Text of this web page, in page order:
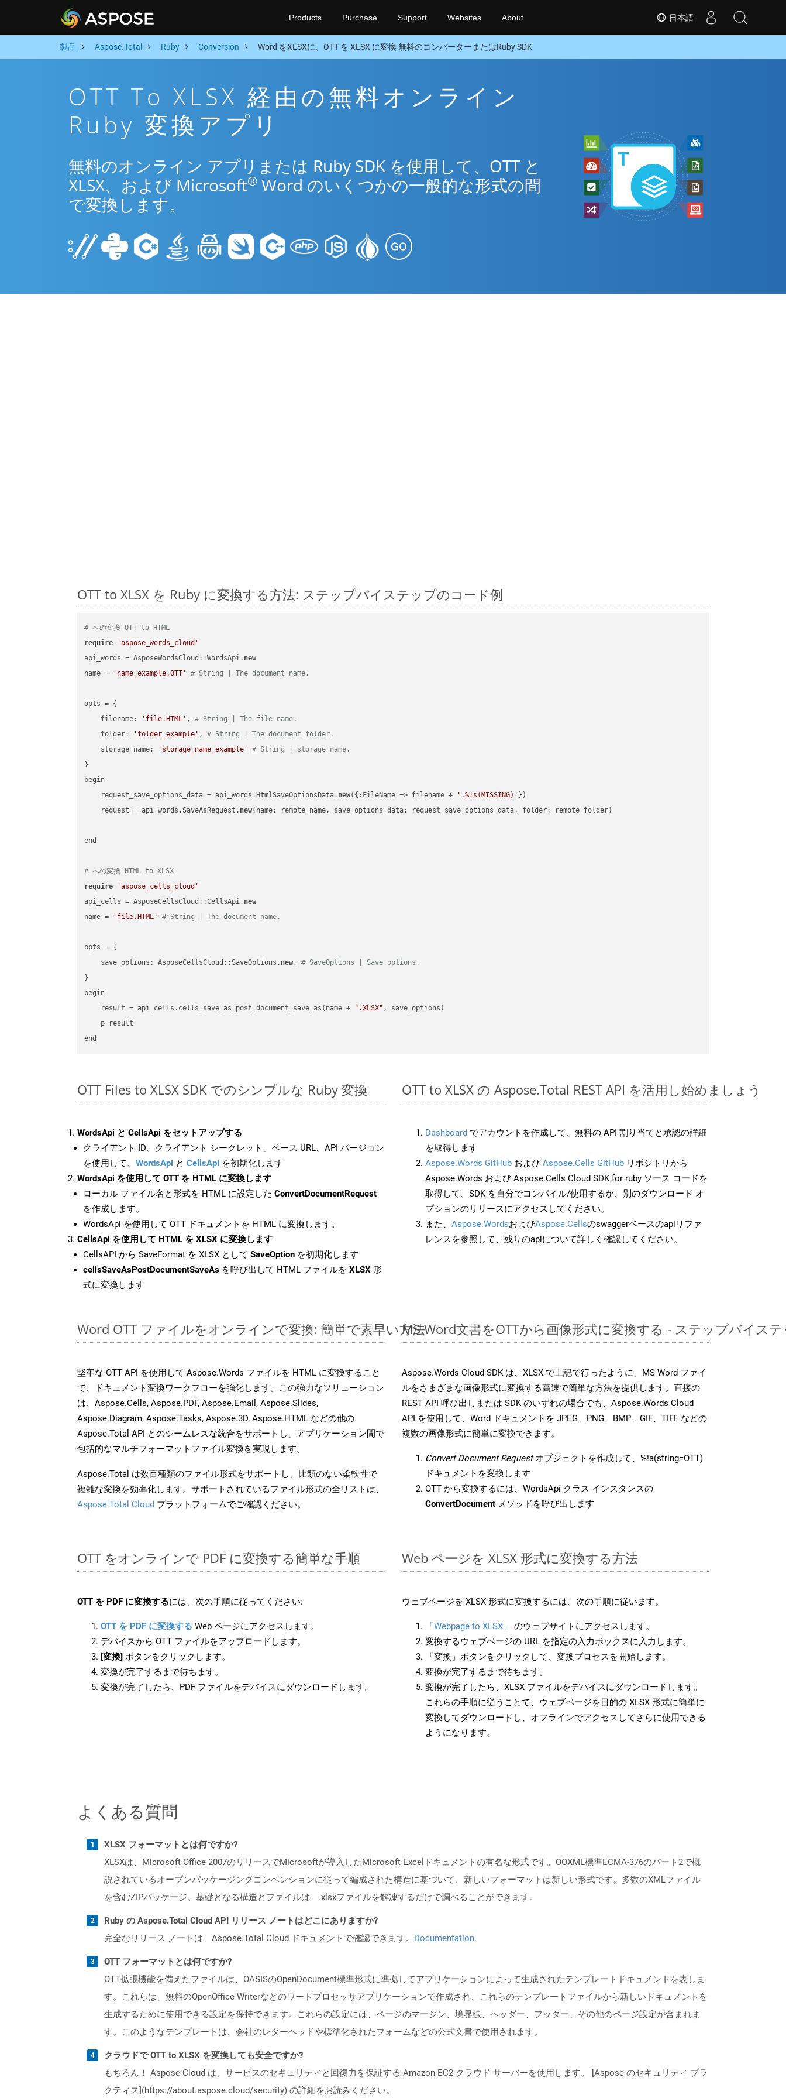
日本語
Products Purchase Support Websites About
製品 Aspose.Total Ruby Conversion Word をXLSXに、OTT を XLSX に変換 無料のコンバーターまたはRuby SDK
OTT To XLSX 経由の無料オンライン
Ruby 変換アプリ
無料のオンライン アプリまたは Ruby SDK を使用して、OTT と
XLSX、および Microsoft® Word のいくつかの一般的な形式の間
で変換します。
OTT to XLSX を Ruby に変換する方法: ステップバイステップのコード例
# への変換 OTT to HTML
require
'aspose_words_cloud'
api_words = AsposeWordsCloud::WordsApi. new
name =
'name_example.OTT' # String | The document name.
opts = {
    filename:
'file.HTML' , # String | The file name.
    folder:
'folder_example' , # String | The document folder.
    storage_name:
'storage_name_example'
# String | storage name.
}
begin
    request_save_options_data = api_words.HtmlSaveOptionsData.
new({:FileName => filename + '.%!s(MISSING)' })
    request = api_words.SaveAsRequest.
new(name: remote_name, save_options_data: request_save_options_data, folder: remote_folder)
end
# への変換 HTML to XLSX
require
'aspose_cells_cloud'
api_cells = AsposeCellsCloud::CellsApi. new
name =
'file.HTML' # String | The document name.
opts = {
    save_options: AsposeCellsCloud::SaveOptions.
new, # SaveOptions | Save options.
}
begin
    result = api_cells.cells_save_as_post_document_save_as(name +
".XLSX" , save_options)
    p result
OTT Files to XLSX SDK でのシンプルな Ruby 変換
WordsApi と CellsApi をセットアップする
クライアント ID、クライアント シークレット、ベース URL、API バージョン
を使用して、 WordsApi と CellsApi を初期化します
WordsApi を使用して OTT を HTML に変換します
ローカル ファイル名と形式を HTML に設定した ConvertDocumentRequest
を作成します。
WordsApi を使用して OTT ドキュメントを HTML に変換します。
CellsApi を使用して HTML を XLSX に変換します
CellsAPI から SaveFormat を XLSX として SaveOption を初期化します
cellsSaveAsPostDocumentSaveAs を呼び出して HTML ファイルを XLSX 形
式に変換します
OTT to XLSX の Aspose.Total REST API を活用し始めましょう
Dashboard でアカウントを作成して、無料の API 割り当てと承認の詳細
を取得します
Aspose.Words GitHub およびAspose.Cells GitHub リポジトリから
Aspose.Words および Aspose.Cells Cloud SDK for ruby ソース コードを
取得して、SDK を自分でコンパイル/使用するか、別のダウンロード オ
プションのリリースにアクセスしてください。
また、 Aspose.WordsおよびAspose.Cellsのswaggerベースのapiリファ
レンスを参照して、残りのapiについて詳しく確認してください。
Word OTT ファイルをオンラインで変換: 簡単で素早い方法
堅牢な OTT API を使用して Aspose.Words ファイルを HTML に変換すること
で、ドキュメント変換ワークフローを強化します。この強力なソリューション
は、Aspose.Cells, Aspose.PDF, Aspose.Email, Aspose.Slides,
Aspose.Diagram, Aspose.Tasks, Aspose.3D, Aspose.HTML などの他の
Aspose.Total API とのシームレスな統合をサポートし、アプリケーション間で
包括的なマルチフォーマットファイル変換を実現します。
Aspose.Total は数百種類のファイル形式をサポートし、比類のない柔軟性で
複雑な変換を効率化します。サポートされているファイル形式の全リストは、
Aspose.Total Cloud プラットフォームでご確認ください。
MS Word文書をOTTから画像形式に変換する - ステップバイス
Aspose.Words Cloud SDK は、XLSX で上記で行ったように、MS Word ファイ
ルをさまざまな画像形式に変換する高速で簡単な方法を提供します。直接の
REST API 呼び出しまたは SDK のいずれの場合でも、Aspose.Words Cloud
API を使用して、Word ドキュメントを JPEG、PNG、BMP、GIF、TIFF などの
複数の画像形式に簡単に変換できます。
Convert Document Requestオブジェクトを作成して、%!a(string=OTT)
ドキュメントを変換します
OTT から変換するには、WordsApi クラス インスタンスの
ConvertDocument メソッドを呼び出します
OTT をオンラインで PDF に変換する簡単な手順
OTT を PDF に変換するには、次の手順に従ってください:
OTT を PDF に変換する Web ページにアクセスします。
デバイスから OTT ファイルをアップロードします。
[変換] ボタンをクリックします。
変換が完了するまで待ちます。
変換が完了したら、PDF ファイルをデバイスにダウンロードします。
Web ページを XLSX 形式に変換する方法
ウェブページを XLSX 形式に変換するには、次の手順に従います。
「Webpage to XLSX」
のウェブサイトにアクセスします。
変換するウェブページの URL を指定の入力ボックスに入力します。
「変換」ボタンをクリックして、変換プロセスを開始します。
変換が完了するまで待ちます。
変換が完了したら、XLSX ファイルをデバイスにダウンロードします。
これらの手順に従うことで、ウェブページを目的の XLSX 形式に簡単に
変換してダウンロードし、オフラインでアクセスしてさらに使用できる
ようになります。
よくある質問
XLSX フォーマットとは何ですか?
XLSXは、Microsoft Office 2007のリリースでMicrosoftが導入したMicrosoft Excelドキュメントの有名な形式です。OOXML標準ECMA-376のパート2で概
説されているオープンパッケージングコンベンションに従って編成された構造に基づいて、新しいフォーマットは新しい形式です。多数のXMLファイル
を含むZIPパッケージ。基礎となる構造とファイルは、.xlsxファイルを解凍するだけで調べることができます。
Ruby の Aspose.Total Cloud API リリース ノートはどこにありますか?
完全なリリース ノートは、Aspose.Total Cloud ドキュメントで確認できます。 Documentation.
OTT フォーマットとは何ですか?
OTT拡張機能を備えたファイルは、OASISのOpenDocument標準形式に準拠してアプリケーションによって生成されたテンプレートドキュメントを表しま
す。これらは、無料のOpenOffice Writerなどのワードプロセッサアプリケーションで作成され、これらのテンプレートファイルから新しいドキュメントを
生成するために使用できる設定を保持できます。これらの設定には、ページのマージン、境界線、ヘッダー、フッター、その他のページ設定が含まれま
す。このようなテンプレートは、会社のレターヘッドや標準化されたフォームなどの公式文書で使用されます。
クラウドで OTT to XLSX を変換しても安全ですか?
もちろん！ Aspose Cloud は、サービスのセキュリティと回復力を保証する Amazon EC2 クラウド サーバーを使用します。 [Aspose のセキュリティ プラ
クティス](https://about.aspose.cloud/security) の詳細をお読みください。